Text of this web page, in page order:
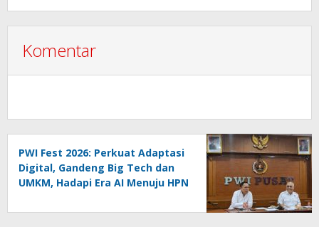
Komentar
PWI Fest 2026: Perkuat Adaptasi
Digital, Gandeng Big Tech dan
UMKM, Hadapi Era AI Menuju HPN